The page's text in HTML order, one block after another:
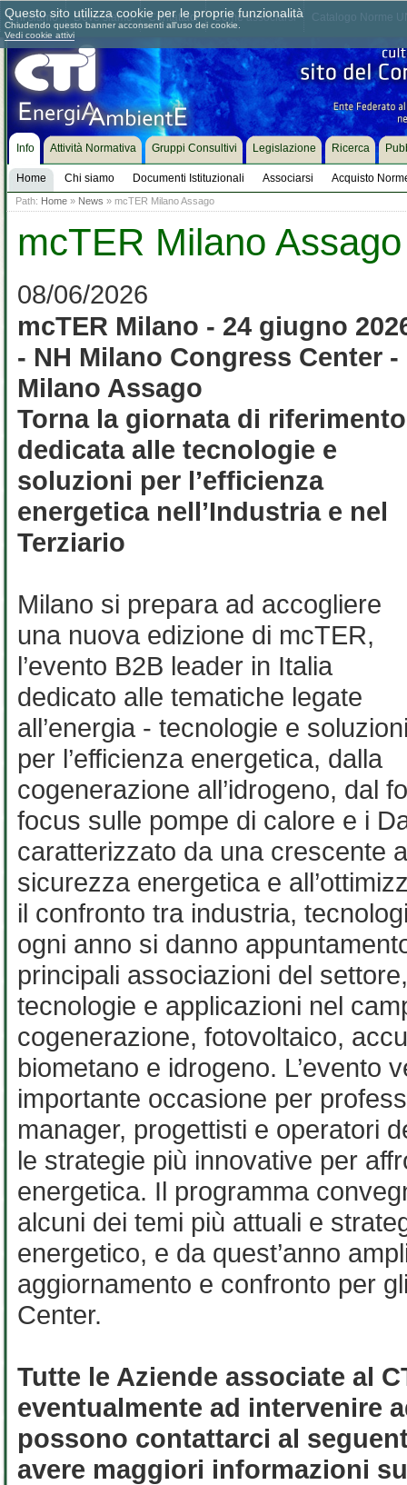
Chi siamo Dove siamo Contattaci Come associarsi
Info
Home Chi siamo Documenti Istituzionali Associarsi Acquisto
Attività Normativa Gruppi Consultivi Legislazione Ricerca
Path: Home » News » mcTER Milano Assago
mcTER Milano Assago
08/06/2026
mcTER Milano - 24 giugno
- NH Milano Congress Center -
Milano Assago
Torna la giornata di riferimento
dedicata alle tecnologie e
soluzioni per l’efficienza
energetica nell’Industria e nel
Terziario
Milano si prepara ad accogliere
una nuova edizione di mcTER,
l’evento B2B leader in Italia
dedicato alle tematiche legate
all’energia - tecnologie e
per l’efficienza energetica, dalla
cogenerazione all’idrogeno, dal
focus sulle pompe di calore e i
caratterizzato da una crescente
sicurezza energetica e
il confronto tra industria,
ogni anno si danno
principali associazioni del
tecnologie e applicazioni nel
cogenerazione, fotovoltaico,
biometano e idrogeno. L’evento
importante occasione per
manager, progettisti e operatori
le strategie più innovative per
energetica. Il programma
alcuni dei temi più attuali e
energetico, e da quest’anno
aggiornamento e confronto per
Center.
Tutte le Aziende associate al
eventualmente ad intervenire
possono contattarci al
avere maggiori informazioni
Questo sito utilizza cookie per le proprie funzionalità
Chiudendo questo banner acconsenti all'uso dei cookie.
Vedi cookie attivi